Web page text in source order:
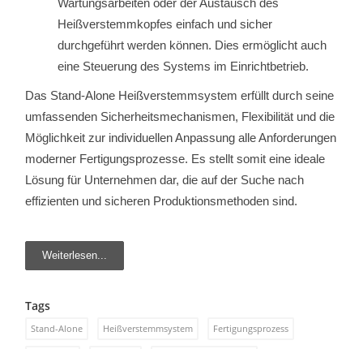
Heißverstemmkopfes einfach und sicher
durchgeführt werden können. Dies ermöglicht auch
eine Steuerung des Systems im Einrichtbetrieb.
Das Stand-Alone Heißverstemmsystem erfüllt durch seine
umfassenden Sicherheitsmechanismen, Flexibilität und die
Möglichkeit zur individuellen Anpassung alle Anforderungen
moderner Fertigungsprozesse. Es stellt somit eine ideale
Lösung für Unternehmen dar, die auf der Suche nach
effizienten und sicheren Produktionsmethoden sind.
Weiterlesen...
Tags
Stand-Alone Heißverstemmsystem Fertigungsprozess